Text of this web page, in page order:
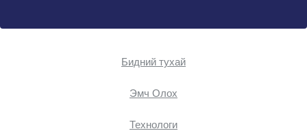
Бидний тухай
Эмч Oлох
Технологи